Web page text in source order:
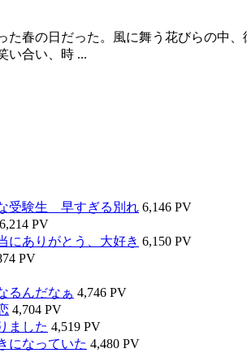
た春の日だった。風に舞う花びらの中
い合い、時 ...
受験生 早すぎる別れ 6,146 PV
6,214 PV
にありがとう、大好き 6,150 PV
PV
るんだなぁ 4,746 PV
4,704 PV
ました 4,519 PV
になっていた 4,480 PV